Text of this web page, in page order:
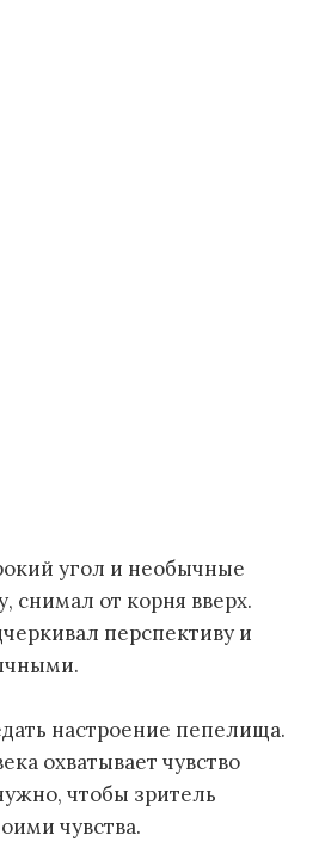
угол и необычные
снимал от корня вверх.
перспективу и
настроение пепелища.
охватывает чувство
чтобы зритель
чувства.